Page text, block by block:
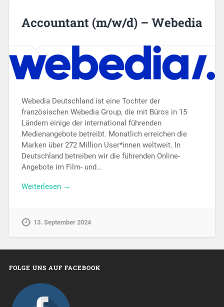
Accountant (m/w/d) – Webedia
Webedia Deutschland ist eine Tochter der
französischen Webedia Group, die mit Büros in 15
Ländern einige der international führenden
Medienangebote betreibt. Monatlich erreichen die
Marken über 272 Million User*innen weltweit. In
Deutschland betreiben wir die führenden Online-
Angebote im Film- und…
Weiterlesen →
13. September 2024
FOLGE UNS AUF FACEBOOK